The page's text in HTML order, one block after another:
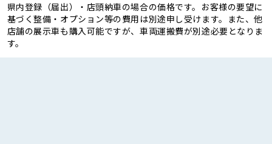
県内登録（届出）・店頭納車の場合の価格です。お客様の要望に
基づく整備・オプション等の費用は別途申し受けます。また、他
店舗の展示車も購入可能ですが、車両運搬費が別途必要となりま
す。